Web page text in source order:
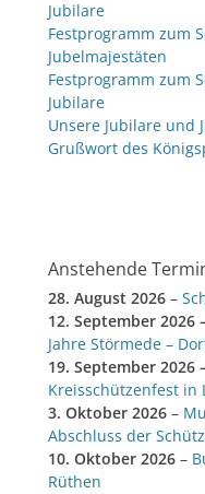
Jubilare
Festprogramm zum
Jubelmajestäten
Festprogramm zum
Jubilare
Unsere Jubilare und
Grußwort des
Anstehende
28. August 2026 –
12. September 2026
Jahre Störmede –
19. September 2026
Kreisschützenfest in
3. Oktober 2026 –
Abschluss der
10. Oktober 2026 –
Rüthen